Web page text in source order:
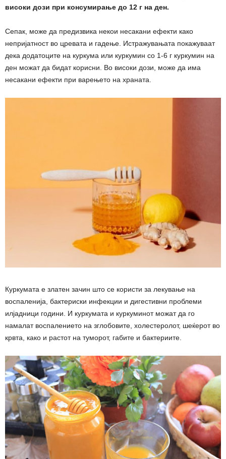
високи дози при консумирање до 12 г на ден.
Сепак, може да предизвика некои несакани ефекти како
непријатност во цревата и гадење. Истражувањата покажуваат
дека додатоците на куркума или куркумин со 1-6 г куркумин на
ден можат да бидат корисни. Во високи дози, може да има
несакани ефекти при варењето на храната.
Куркумата е златен зачин што се користи за лекување на
воспаленија, бактериски инфекции и дигестивни проблеми
илјадници години. И куркумата и куркуминот можат да го
намалат воспалението на зглобовите, холестеролот, шеќерот во
крвта, како и растот на туморот, габите и бактериите.